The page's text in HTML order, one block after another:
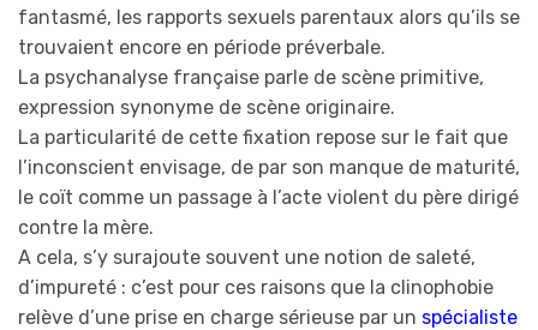
fantasmé, les rapports sexuels parentaux alors qu’ils se
trouvaient encore en période préverbale.
La psychanalyse française parle de scène primitive,
expression synonyme de scène originaire.
La particularité de cette fixation repose sur le fait que
l’inconscient envisage, de par son manque de maturité,
le coït comme un passage à l’acte violent du père dirigé
contre la mère.
A cela, s’y surajoute souvent une notion de saleté,
d’impureté : c’est pour ces raisons que la clinophobie
relève d’une prise en charge sérieuse par un spécialiste